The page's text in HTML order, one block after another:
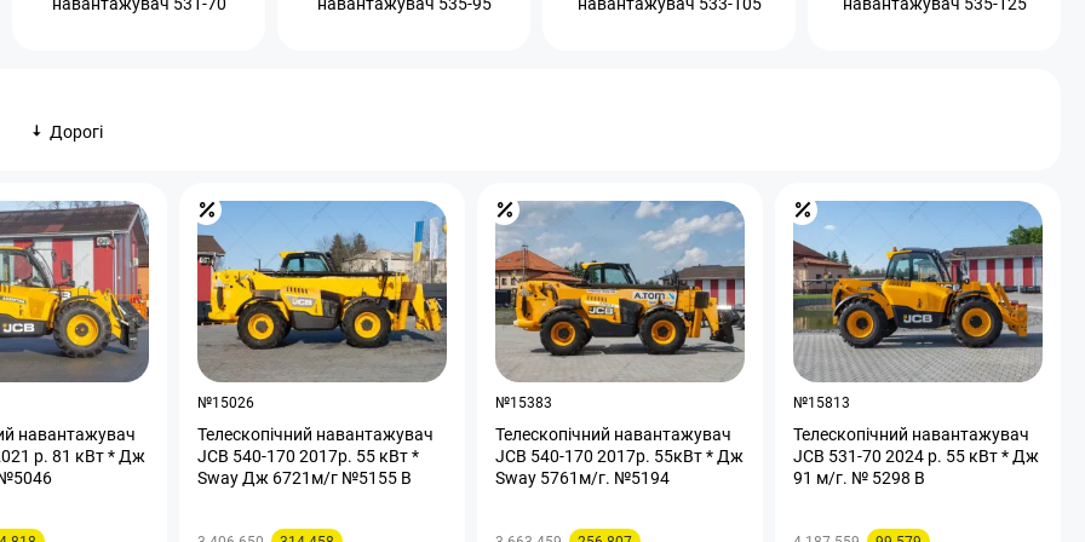
Дорогі
навантажувач
р. 81 кВт * Дж
№15026
Телескопічний навантажувач
JCB 540-170 2017р. 55 кВт *
Sway Дж 6721м/г №5155 B
№15383
Телескопічний навантажувач
JCB 540-170 2017р. 55кВт * Дж
Sway 5761м/г. №5194
№15813
Телескопічний навантажувач
JCB 531-70 2024 р. 55 кВт * Дж
91 м/г. № 5298 B